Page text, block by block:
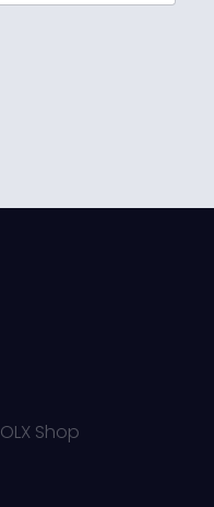
OLX Shop